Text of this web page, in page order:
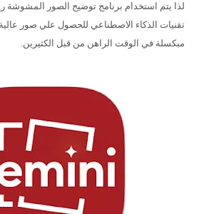
تقنيات الذكاء الاصطناعي للحصول علي صور
مبكسلة في الوقت الراهن من قبل الكثيرين.